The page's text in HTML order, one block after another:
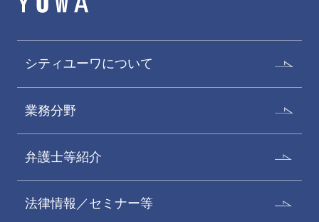
シティユーワについて
業務分野
弁護士等紹介
法律情報／セミナー等